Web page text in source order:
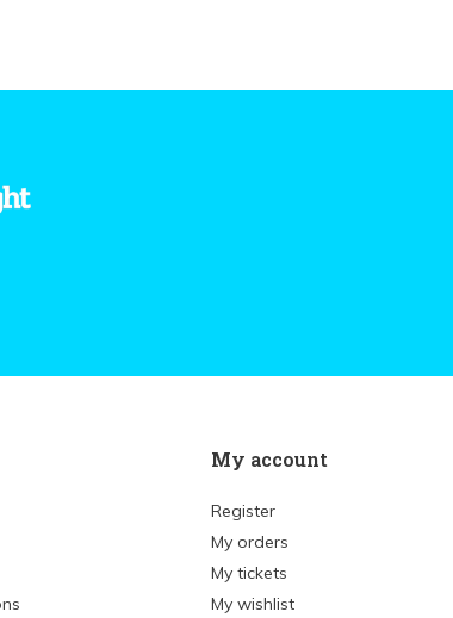
My account
Register
My orders
My tickets
My wishlist